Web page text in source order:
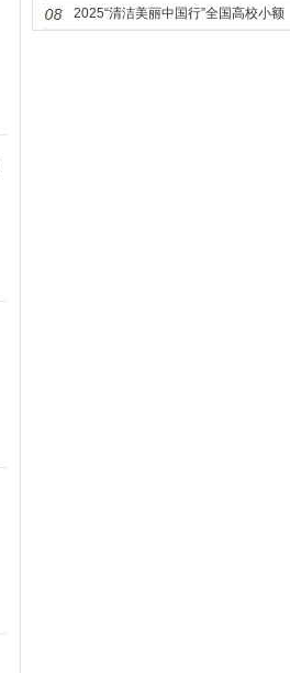
奖 “同美共生”落地回响
2025“清洁美丽中国行”全国高校小额